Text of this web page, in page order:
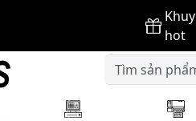
hot
Máy In Hóa Đơn X-Printer